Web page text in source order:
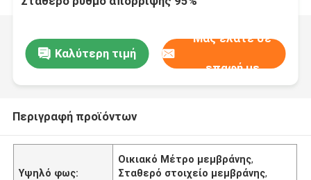
Καλύτερη τιμή
Μας ελάτε σε
επαφή με
Περιγραφή προϊόντων
Υψηλό φως:
Οικιακό Μέτρο μεμβράνης,
Σταθερό στοιχείο μεμβράνης,